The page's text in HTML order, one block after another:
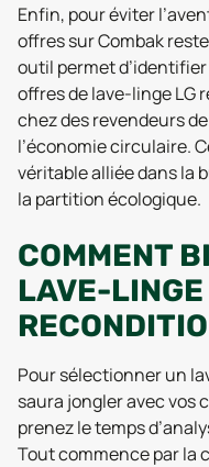
Enfin, pour éviter
offres sur Combak
outil permet
offres de lave-linge LG
chez des revendeurs
l’économie circulaire.
véritable alliée dans la
la partition écologique.
COMMENT
LAVE-LINGE
Pour sélectionner un
saura jongler avec vos
prenez le temps
Tout commence par la